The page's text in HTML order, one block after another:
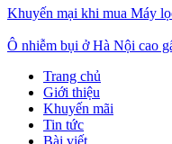
Khuyến mại khi mua Máy
Ô nhiễm bụi ở Hà Nội cao
Trang chủ
Giới thiệu
Khuyến mãi
Tin tức
Bài viết